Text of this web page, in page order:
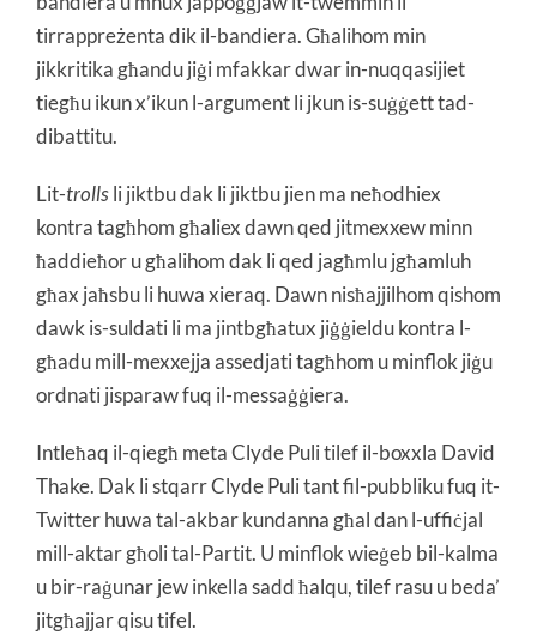
tirrappreżenta dik il-bandiera. Għalihom min
jikkritika għandu jiġi mfakkar dwar in-nuqqasijiet
tiegħu ikun x’ikun l-argument li jkun is-suġġett tad-
dibattitu.
Lit-trollsli jiktbu dak li jiktbu jien ma neħodhiex
kontra tagħhom għaliex dawn qed jitmexxew minn
ħaddieħor u għalihom dak li qed jagħmlu jgħamluh
għax jaħsbu li huwa xieraq. Dawn nisħajjilhom qishom
dawk is-suldati li ma jintbgħatux jiġġieldu kontra l-
għadu mill-mexxejja assedjati tagħhom u minflok jiġu
ordnati jisparaw fuq il-messaġġiera.
Intleħaq il-qiegħ meta Clyde Puli tilef il-boxxla David
Thake. Dak li stqarr Clyde Puli tant fil-pubbliku fuq it-
Twitter huwa tal-akbar kundanna għal dan l-uffiċjal
mill-aktar għoli tal-Partit. U minflok wieġeb bil-kalma
u bir-raġunar jew inkella sadd ħalqu, tilef rasu u beda’
jitgħajjar qisu tifel.